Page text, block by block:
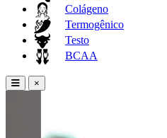
Colágeno
Termogênico
Testo
BCAA
×